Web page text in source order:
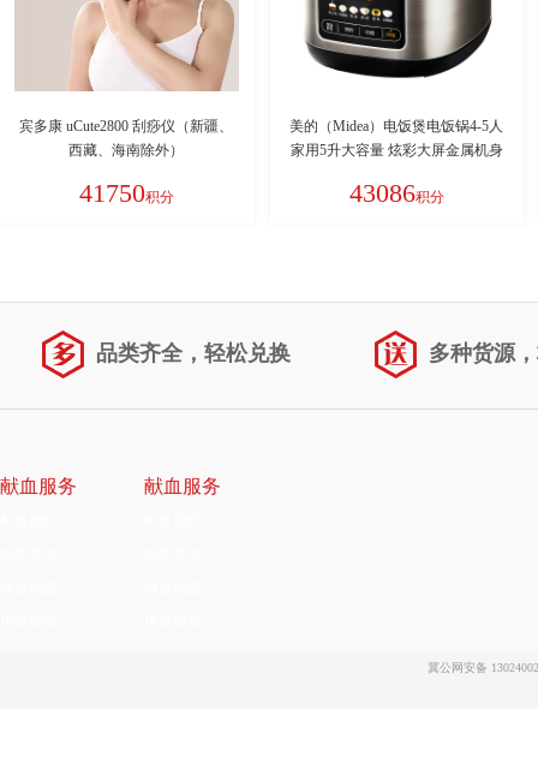
宾多康 uCute2800 刮痧仪（新疆、
西藏、海南除外）
41750积分
美的（Midea）电饭煲电饭锅4-5人
家用5升大容量 炫彩大屏金属机身
RE517
43086积分
品类齐全，轻松兑换 多种货源
献血服务 献血服务
冀公网安备